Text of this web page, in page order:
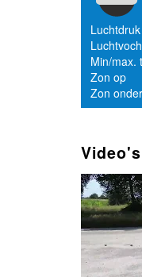
Luchtdruk
Min/max.
Zon op
Zon onder